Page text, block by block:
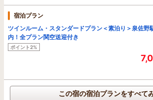
宿泊プラン
ツインルーム・スタンダードプラン＜素泊り＞泉佐野
内！全プラン関空送迎付き
ポイント2%
この宿の宿泊プランをすべて